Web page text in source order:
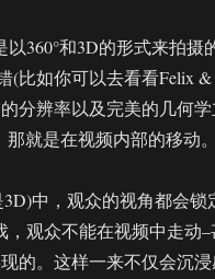
360°和3D的形式来拍摄
(比如你可以去看看Felix
分辨率以及完美的几何
就是在视频内部的移动。
中，观众的视角都会
观众不能在视频中走动–
的。这样一来不仅会沉